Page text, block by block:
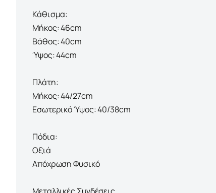
Κάθισμα:
Μήκος: 46cm
Βάθος: 40cm
Ύψος: 44cm
Πλάτη:
Μήκος: 44/27cm
Εσωτερικό Ύψος: 40/38cm
Πόδια:
Οξιά
Απόχρωση Φυσικό